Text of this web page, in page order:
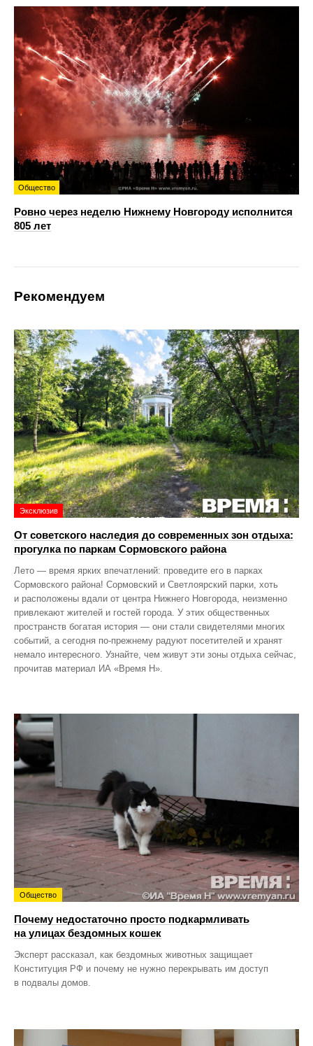
Общество
Ровно через неделю Нижнему Новгороду исполнится
805 лет
Рекомендуем
Эксклюзив
От советского наследия до современных зон отдыха:
прогулка по паркам Сормовского района
Лето — время ярких впечатлений: проведите его в парках
Сормовского района! Сормовский и Светлоярский парки, хоть
и расположены вдали от центра Нижнего Новгорода, неизменно
привлекают жителей и гостей города. У этих общественных
пространств богатая история — они стали свидетелями многих
событий, а сегодня по‑прежнему радуют посетителей и хранят
немало интересного. Узнайте, чем живут эти зоны отдыха сейчас,
прочитав материал ИА «Время Н».
Общество
Почему недостаточно просто подкармливать
на улицах бездомных кошек
Эксперт рассказал, как бездомных животных защищает
Конституция РФ и почему не нужно перекрывать им доступ
в подвалы домов.